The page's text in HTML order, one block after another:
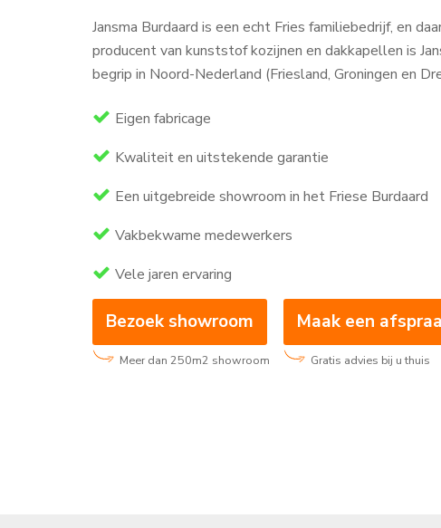
Jansma Burdaard is een echt Fries familiebedrijf, en
producent van kunststof kozijnen en dakkapellen is
begrip in Noord-Nederland (Friesland, Groningen en
Eigen fabricage
Kwaliteit en uitstekende garantie
Een uitgebreide showroom in het Friese Burdaard
Vakbekwame medewerkers
Vele jaren ervaring
Bezoek showroom
Meer dan 250m2 showroom
Maak een
Gratis advies bij u thuis